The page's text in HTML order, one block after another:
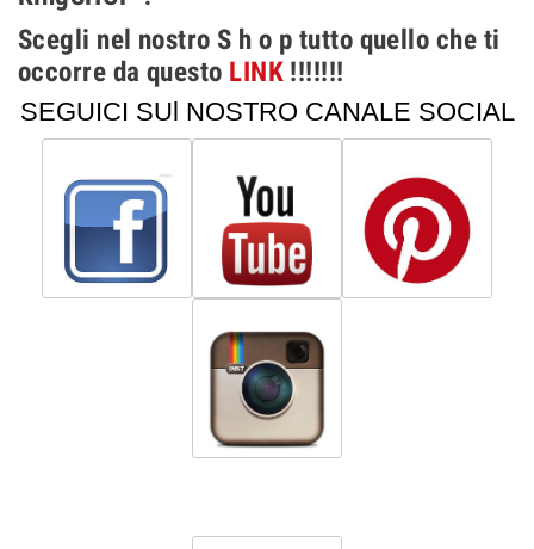
Scegli nel nostro S h o p tutto quello che ti
occorre da questo LINK !!!!!!!
SEGUICI SUl NOSTRO CANALE SOCIAL